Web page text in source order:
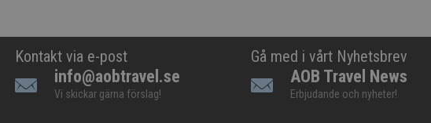
Kontakt via e-post
info@aobtravel.se
Vi skickar gärna förslag!
Gå med i vårt Nyhetsbrev
AOB Travel News
Erbjudande och nyheter!